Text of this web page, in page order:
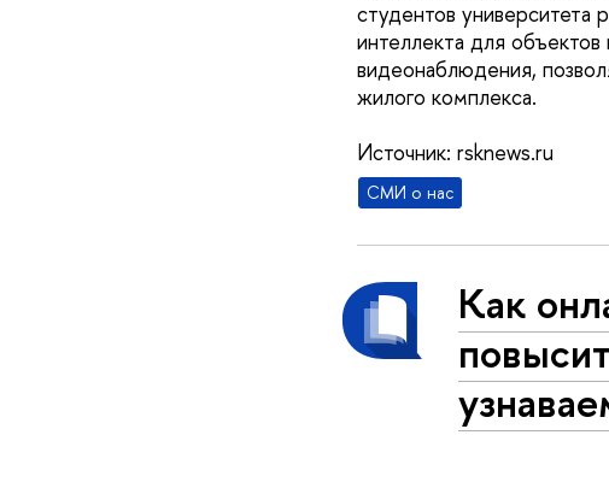
студентов университета
интеллекта для
видеонаблюдения,
жилого комплекса.
Источник: rsknews.ru
СМИ о нас
Как